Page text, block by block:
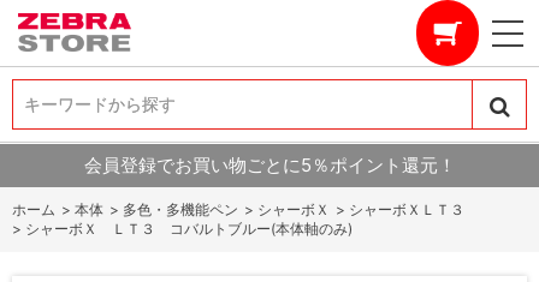
キーワードから探す
キーワードから探す
会員登録でお買い物ごとに5％ポイント還元！
ホーム > 本体 > 多色・多機能ペン > シャーボＸ > シャーボＸＬＴ３
> シャーボＸ ＬＴ３ コバルトブルー(本体軸のみ)